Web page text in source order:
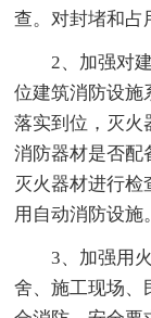
查。对封堵和占
2、加强对
位建筑消防设施
落实到位，灭火
消防器材是否配
灭火器材进行检
用自动消防设施。
3、加强用
舍、施工现场、